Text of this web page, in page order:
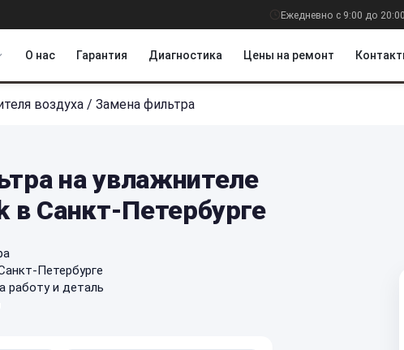
Ежедневно с 9:00 до 20:00
О нас Гарантия Диагностика Цены на ремонт
воздуха / Замена фильтра
на увлажнителе
в Санкт-Петербурге
Петербурге
работу и деталь